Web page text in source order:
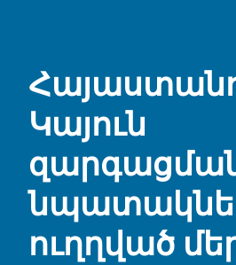
Կայուն
ուղղված